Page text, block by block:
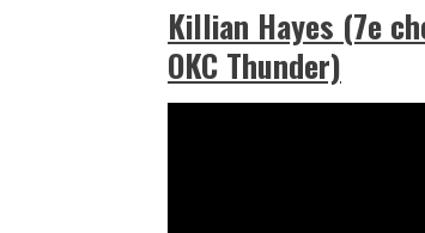
Killian Hayes (7e
OKC Thunder)